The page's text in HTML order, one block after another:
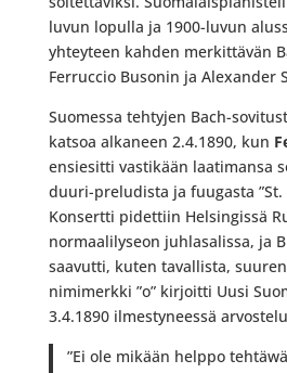
luvun lopulla ja 1900-luvun
yhteyteen kahden merkittävän
Ferruccio Busonin ja Alexander
Suomessa tehtyjen Bach-
katsoa alkaneen 2.4.1890, kun
ensiesitti vastikään laatimansa
duuri-preludista ja fuugasta ”St.
Konsertti pidettiin Helsingissä
normaalilyseon juhlasalissa, ja
saavutti, kuten tavallista,
nimimerkki ”o” kirjoitti Uusi
3.4.1890 ilmestyneessä
”Ei ole mikään helppo